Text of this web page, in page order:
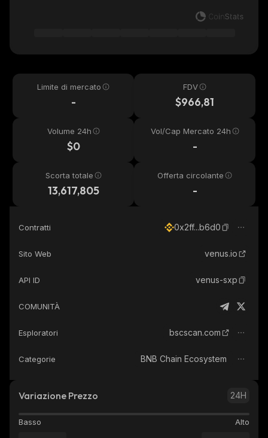
Limite di mercato
-
FDV
$966,81
Volume 24h
$0
Vol/Cap Mercato 24h
-
Scorta totale
13,617,805
Offerta circolante
-
Contratti 0x2ff...b6d0
Sito Web venus.io
API ID venus-sxp
COMUNITÀ
Esploratori bscscan.com
Categorie BNB Chain Ecosystem
Variazione Prezzo 24H
Basso Alto